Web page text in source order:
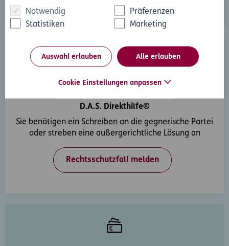
Notwendig
Präferenzen
Statistiken
Marketing
Auswahl erlauben Alle erlauben
Cookie Einstellungen anpassen
D.A.S. Direkthilfe®
Sie benötigen ein Schreiben an die gegnerische Partei
oder streben eine außergerichtliche Lösung an
Rechtsschutzfall melden